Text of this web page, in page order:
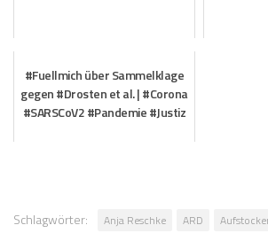
#Fuellmich über Sammelklage
gegen #Drosten et al. | #Corona
#SARSCoV2 #Pandemie #Justiz
Schlagwörter: Anja Reschke ARD